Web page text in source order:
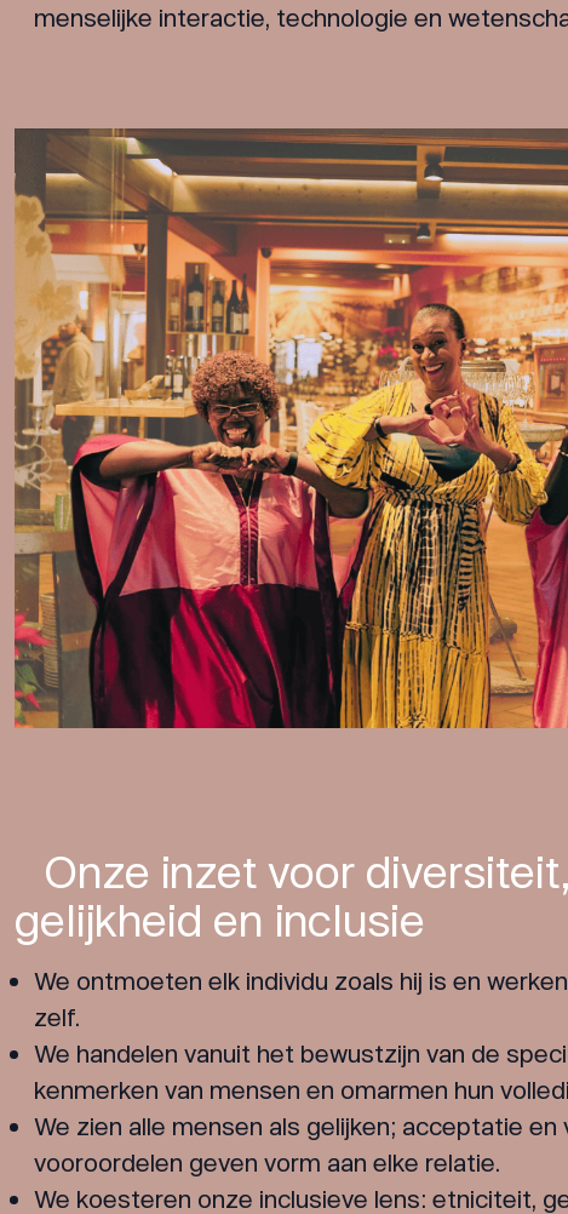
menselijke interactie, technologie en
Onze inzet voor diversiteit,
gelijkheid en inclusie
We ontmoeten elk individu zoals hij is en
zelf.
We handelen vanuit het bewustzijn van de
kenmerken van mensen en omarmen hun
We zien alle mensen als gelijken; acceptatie en
vooroordelen geven vorm aan elke relatie.
We koesteren onze inclusieve lens: etniciteit,